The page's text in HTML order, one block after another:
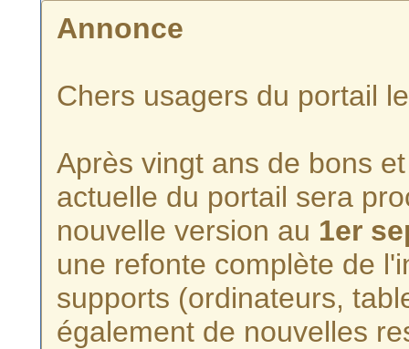
Annonce
Chers usagers du portail
Après vingt ans de bons
actuelle du portail sera
nouvelle version au 1er
une refonte complète de
supports (ordinateurs,
également de nouvelles